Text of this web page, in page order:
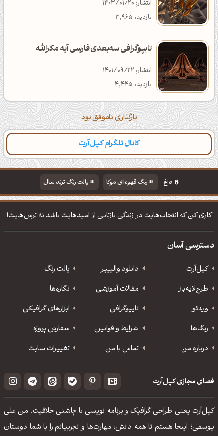
انتشار: 1403/01/20
بازدید: 3,965
تایپوگرافی سه‌بعدی فارسی آیه مکرالله
انتشار: 1401/09/22
بازدید: 4,445
بارگذاری ناموفق بود
کانال تلگرام کپل‌آرت
داغ: رنگ قهوه‌ای موکا
پالت رنگ ترند سال
دانلود والپیپر مذهبی
تایپوگرافی شعر مولانا
کاری کن که انتخاب‌هایت در زندگی بازتابی از امیدهایت باشد نه ترس‌هایت!
دسترسی آسان
کپل‌آرت دانلود‌ والپیپر
پالت رنگ
طرح‌لایه‌باز
مقالات آموزشی
نگاره‌ها
ویدئو
‌تایپوگرافی
ابزارهای گرافیکی
رنگ‌ها
شرایط و قوانین
سفارش پروژه
درباره من
تماس با من تغییرات سایت
فضای مجازی کپل‌آرت
کپل‌آرت یعنی طراحی گرافیک و برنامه نویسی با چاشنی خلاقیت. من علی
یوسفی؛ اینجا هستم تا همه دانش، مهارت‌‌ها و تجربیاتم را با شما دوستان